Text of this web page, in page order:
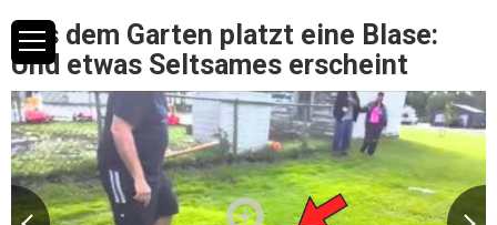
Aus dem Garten platzt eine Blase:
Und etwas Seltsames erscheint